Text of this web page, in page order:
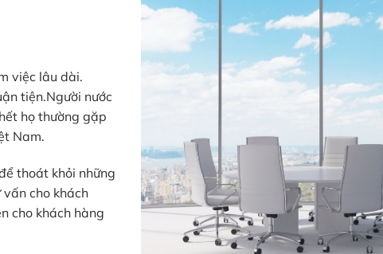
việc lâu dài.
tiện.Người nước
họ thường gặp
Nam.
thoát khỏi những
cho khách
cho khách hàng